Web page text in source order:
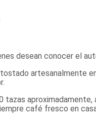
desean conocer el
artesanalmente
café fresco en